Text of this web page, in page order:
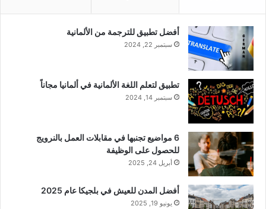
أفضل تطبيق للترجمة من الألمانية
سبتمبر 22, 2024
تطبيق لتعلم اللغة الألمانية في ألمانيا مجاناً
سبتمبر 14, 2024
6 مواضيع تجنبها في مقابلات العمل بالنرويج
للحصول على الوظيفة
أبريل 24, 2025
أفضل المدن للعيش في بلجيكا عام 2025
يونيو 19, 2025